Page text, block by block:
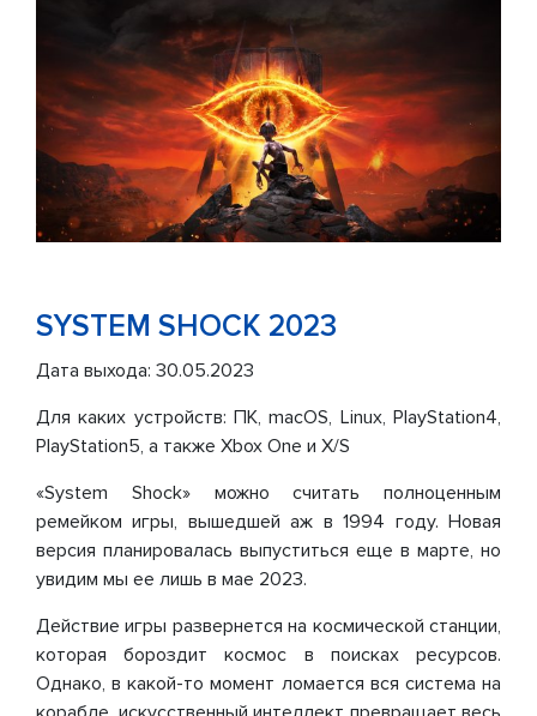
SYSTEM SHOCK 2023
Дата выхода: 30.05.2023
Для каких устройств: ПК, macOS, Linux, PlayStation4,
PlayStation5, а также Xbox One и X/S
«System Shock» можно считать полноценным
ремейком игры, вышедшей аж в 1994 году. Новая
версия планировалась выпуститься еще в марте, но
увидим мы ее лишь в мае 2023.
Действие игры развернется на космической станции,
которая бороздит космос в поисках ресурсов.
Однако, в какой-то момент ломается вся система на